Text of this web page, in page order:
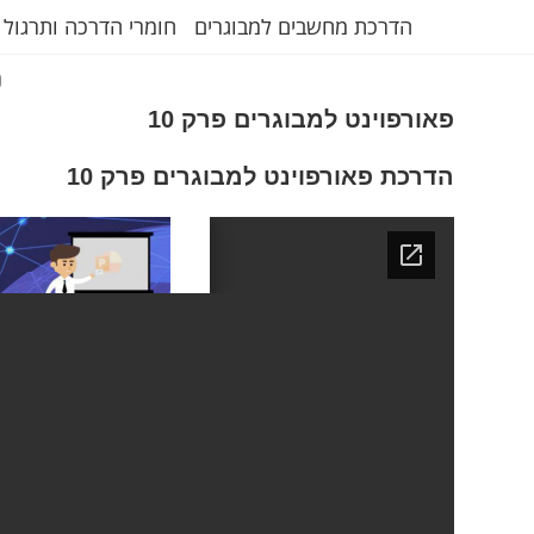
הדרכת מחשבים למבוגרים חומרי הדרכה
פאורפוינט למבוגרים פרק 10
הדרכת פאורפוינט למבוגרים פרק 10